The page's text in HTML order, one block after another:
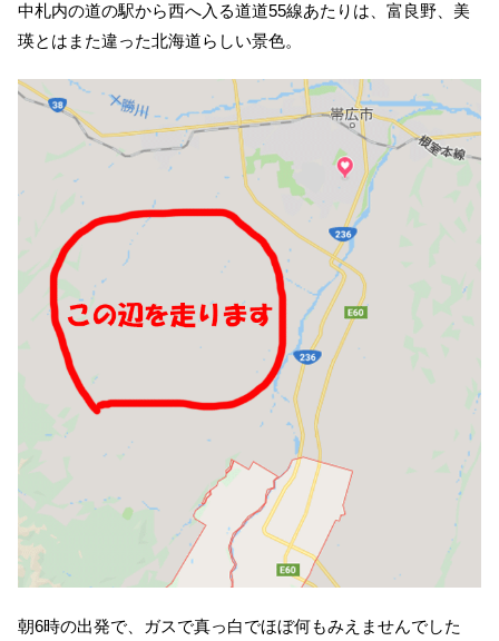
中札内の道の駅から西へ入る道道55線あたりは、富良野、美
瑛とはまた違った北海道らしい景色。
朝6時の出発で、ガスで真っ白でほぼ何もみえませんでした